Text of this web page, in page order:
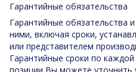
Гарантийные обязательства
Гарантийные обязательства
ними, включая сроки,
или представителем
Гарантийные сроки по